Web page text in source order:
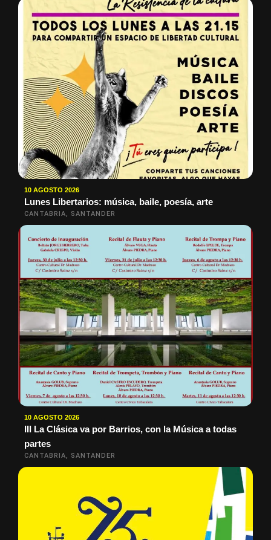
10 AGOSTO 2026
Lunes Libertarios: música, baile, poesía, arte
CANTABRIA, SANTANDER
10 AGOSTO 2026
III La Clásica va por Barrios, con la Música a todas
partes
CANTABRIA, SANTANDER